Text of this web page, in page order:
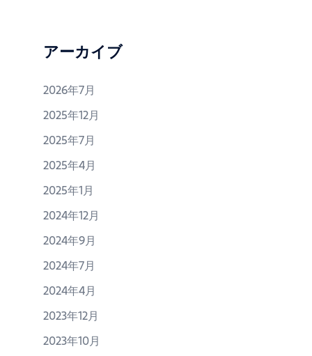
シ
ョアーカイブ
2026年7月
2025年12月
2025年7月
2025年4月
2025年1月
2024年12月
2024年9月
2024年7月
2024年4月
2023年12月
2023年10月